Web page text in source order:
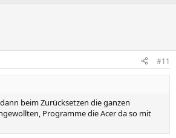
#11
beim Zurücksetzen die ganzen
Programme die Acer da so mit